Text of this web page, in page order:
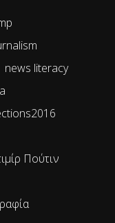
news literacy
Πούτιν